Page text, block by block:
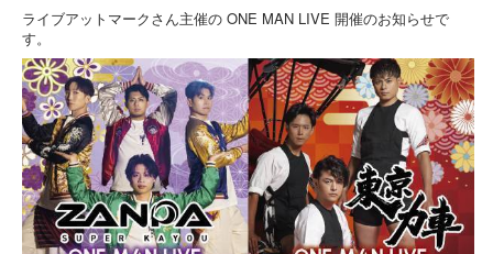
ライブアットマークさん主催の ONE MAN LIVE 開催のお知らせで
す。